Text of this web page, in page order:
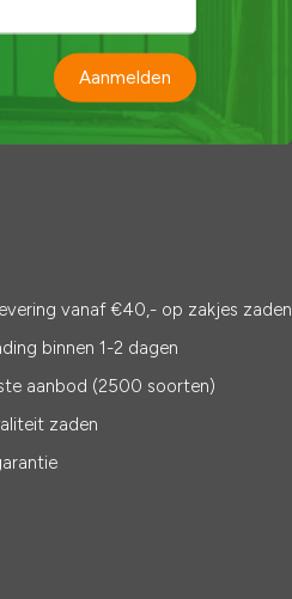
Aanmelden
vanaf €40,- op zakjes zaden
binnen 1-2 dagen
aanbod (2500 soorten)
zaden